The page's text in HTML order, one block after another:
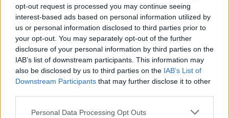
opt-out request is processed you may continue seeing
interest-based ads based on personal information utilized by
us or personal information disclosed to third parties prior to
your opt-out. You may separately opt-out of the further
disclosure of your personal information by third parties on the
IAB’s list of downstream participants. This information may
also be disclosed by us to third parties on the IAB’s List of
Downstream Participants that may further disclose it to other
Please note that this website/app uses one or more Google
Personal Data Processing Opt Outs